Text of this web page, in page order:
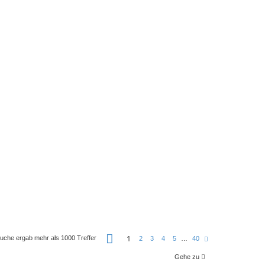
ergab mehr als 1000 Treffer 1 2 3 4 5 40
Gehe zu